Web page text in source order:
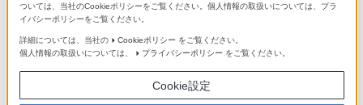
お手元テレビスピーカー
ム
ついては、当社のCookieポリシーをご覧ください。個人情報の取扱いについては、プラ
イバシーポリシーをご覧ください。
詳細については、当社の Cookieポリシー をご覧ください。
個人情報の取扱いについては、
プライバシーポリシー をご覧ください。
Cookie設定